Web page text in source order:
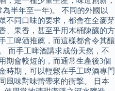
半年至一年)。 不同的外國以
不同口味的要求，都會在全麥芽
、果香，甚至乎用木桶陳釀的方
工啤酒推薦，而這樣都會令其釀
而手工啤酒講求成份天然，不
期會較短的，而通常生產後3個
時期，可以輕鬆在手工啤酒專門
風味對味蕾帶來的衝撃。 日本